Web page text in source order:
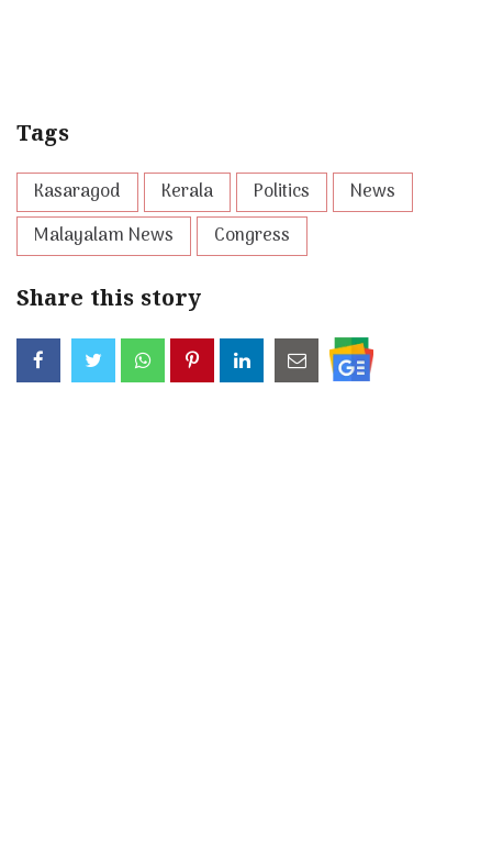
Tags
Kasaragod Kerala Politics
News
Malayalam News
Congress
Share this story